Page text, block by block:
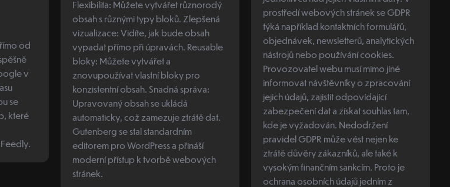
od
v
se
které
Feedly.
Flexibilita: Můžete vytvářet různorodý
obsah s různými typy bloků. Zlepšená
vizualizace: Vidíte, jak bude obsah
vypadat přímo při úpravách. Reusable
bloky: Můžete vytvářet a
znovupoužívat vlastní bloky pro
konzistentní obsah. Snadná správa:
Upravovaný obsah se ukládá
automaticky, což zamezuje ztrátě dat.
Gutenberg se stal standardním
editorem pro WordPress a přináší
moderní přístup k tvorbě webových
stránek.
prostředí webových stránek se GDPR
týká například kontaktních formulářů,
objednávek, newsletterů, analytických
nástrojů nebo používání cookies.
Provozovatel webu musí mimo jiné
informovat návštěvníky o zpracování
jejich údajů, zajistit odpovídající
zabezpečení dat a získat souhlas tam,
kde je vyžadován. Nedodržení
pravidel GDPR může vést nejen ke
ztrátě důvěry zákazníků, ale také k
vysokým finančním sankcím. Proto je
ochrana osobních údajů jedním z